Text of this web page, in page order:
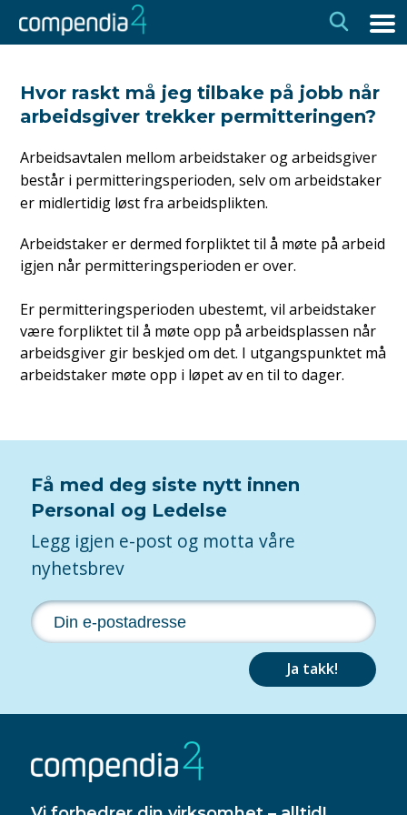
Hvor raskt må jeg tilbake på jobb når
arbeidsgiver trekker permitteringen?
Arbeidsavtalen mellom arbeidstaker og arbeidsgiver
består i permitteringsperioden, selv om arbeidstaker
er midlertidig løst fra arbeidsplikten.
Arbeidstaker er dermed forpliktet til å møte på arbeid
igjen når permitteringsperioden er over.
Er permitteringsperioden ubestemt, vil arbeidstaker
være forpliktet til å møte opp på arbeidsplassen når
arbeidsgiver gir beskjed om det. I utgangspunktet må
arbeidstaker møte opp i løpet av en til to dager.
Få med deg siste nytt innen
Personal og Ledelse
Legg igjen e-post og motta våre
nyhetsbrev
Ja takk!